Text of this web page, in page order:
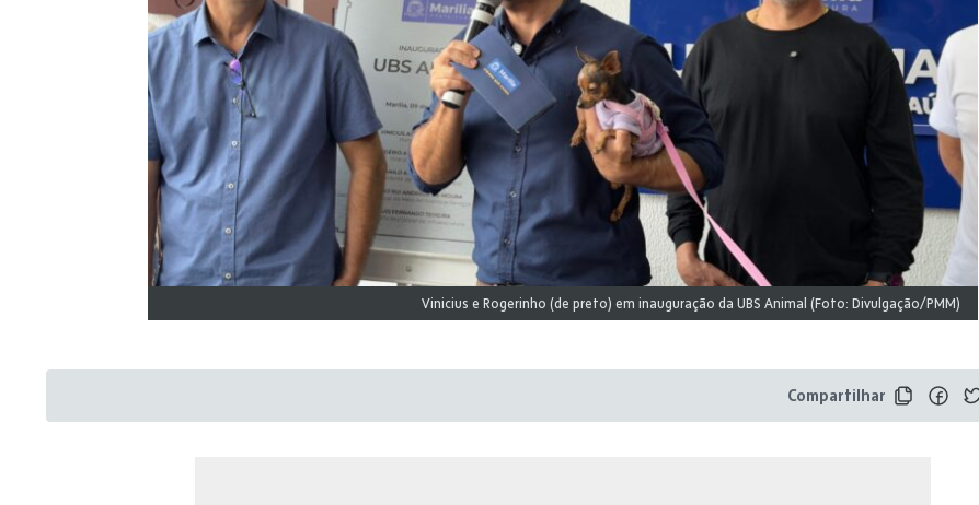
Vinicius e Rogerinho (de preto) em inauguração da UBS Animal (Foto: Divulgação/PMM)
Compartilhar